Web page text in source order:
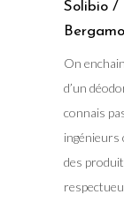
Solibio /
On
d’un
connais
ingénieurs
des